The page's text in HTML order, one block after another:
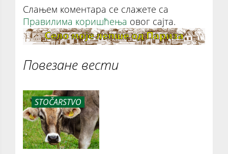
Слањем коментара се слажете са
Правилима коришћења овог сајта.
Повезане вести
STOČARSTVO